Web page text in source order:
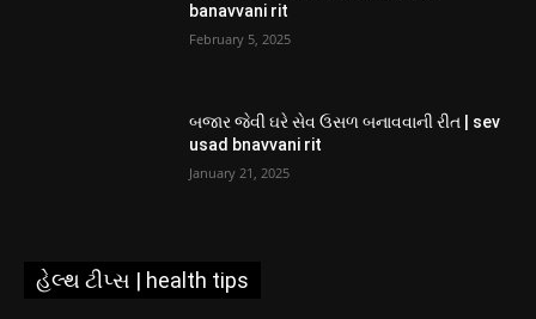
banavvani rit
February 5, 2025
બજાર જેવી ઘરે સેવ ઉસળ બનાવવાની રીત | sev
usad bnavvani rit
January 21, 2025
હેલ્થ ટીપ્સ | health tips